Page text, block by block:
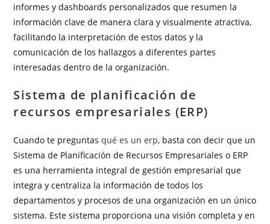
informes y dashboards personalizados que resumen la
información clave de manera clara y visualmente atractiva,
facilitando la interpretación de estos datos y la
comunicación de los hallazgos a diferentes partes
interesadas dentro de la organización.
Sistema de planificación de
recursos empresariales (ERP)
Cuando te preguntasqué es un erp, basta con decir que un
Sistema de Planificación de Recursos Empresariales o ERP
es una herramienta integral de gestión empresarial que
integra y centraliza la información de todos los
departamentos y procesos de una organización en un único
sistema. Este sistema proporciona una visión completa y en